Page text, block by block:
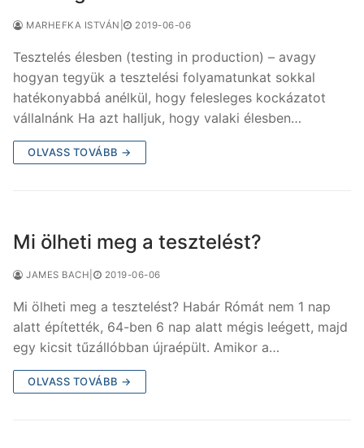
MARHEFKA ISTVÁN 2019-06-06
Tesztelés élesben (testing in production) – avagy
hogyan tegyük a tesztelési folyamatunkat sokkal
hatékonyabbá anélkül, hogy felesleges kockázatot
vállalnánk Ha azt halljuk, hogy valaki élesben…
OLVASS TOVÁBB →
Mi ölheti meg a tesztelést?
JAMES BACH 2019-06-06
Mi ölheti meg a tesztelést? Habár Rómát nem 1 nap
alatt építették, 64-ben 6 nap alatt mégis leégett, majd
egy kicsit tűzállóbban újraépült. Amikor a…
OLVASS TOVÁBB →